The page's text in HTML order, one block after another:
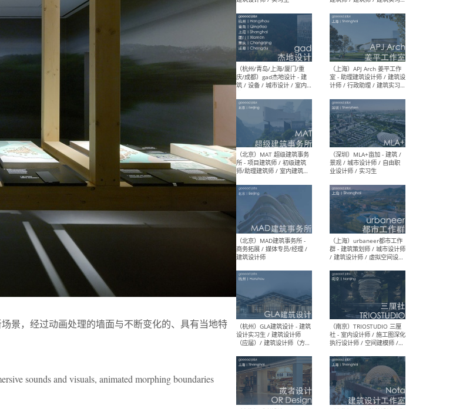
景，经过动画处理的墙面与不断变化的、具有当地特
sounds and visuals, animated morphing boundaries
（上海）彬蔚致正建筑工作
室 – 项目建筑师 / 助理建筑
师 / 实习生
（深圳）一乘建筑 - 空间设计
师 / 助理空间设计师 / 助理
建筑设计师 / 实习生
（杭州/青岛/上海/厦门/重
庆/成都）gad杰地设计 - 建
筑 / 设备 / 城市设计 / 室内 /
幕墙 / BIM / 成本 / 工程 / 运
营 / 品牌 / 观点views / 实习
等
（北京）MAT 超级建筑事务
所 - 项目建筑师 / 初级建筑
师/助理建筑师 / 室内建筑师